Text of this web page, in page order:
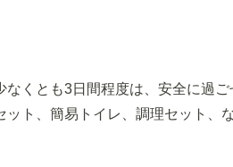
くとも3日間程度は、安全に過
ト、簡易トイレ、調理セット、